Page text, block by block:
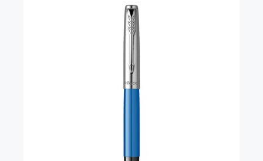
Sonnet (от 13'000 р.)
Parker 51 (от 14'600 р.)